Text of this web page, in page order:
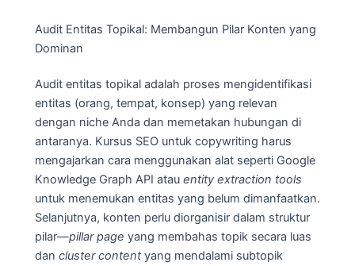
Audit Entitas Topikal: Membangun Pilar Konten yang
Dominan
Audit entitas topikal adalah proses mengidentifikasi
entitas (orang, tempat, konsep) yang relevan
dengan niche Anda dan memetakan hubungan di
antaranya. Kursus SEO untuk copywriting harus
mengajarkan cara menggunakan alat seperti Google
Knowledge Graph API atau entity extraction tools
untuk menemukan entitas yang belum dimanfaatkan.
Selanjutnya, konten perlu diorganisir dalam struktur
pilar—pillar page yang membahas topik secara luas
dan cluster contentyang mendalami subtopik